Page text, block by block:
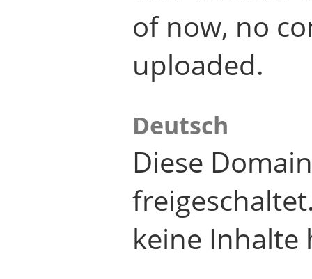
of now, no
uploaded.
Deutsch
Diese
keine Inhalte